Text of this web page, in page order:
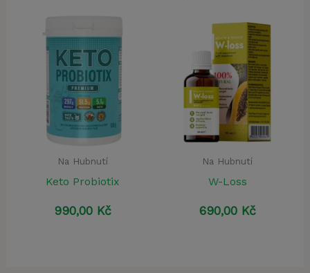
Na Hubnutí
Keto Probiotix
990,00 Kč
Na Hubnutí
W-Loss
690,00 Kč